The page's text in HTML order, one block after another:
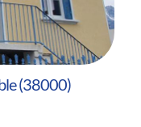
(38000)